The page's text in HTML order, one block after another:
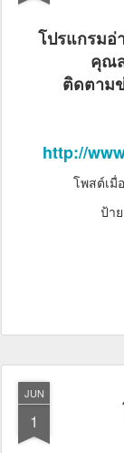
โปรแกรมอ่
คุณ
ติดตาม
http://
โพสต์เมื่อ
ป้า
JUN
1